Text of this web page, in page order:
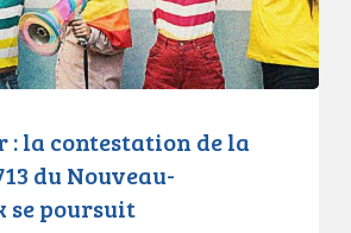
: la contestation de la
du Nouveau-
se poursuit